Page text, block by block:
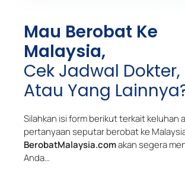
Mau Berobat Ke
Malaysia,
Cek Jadwal Dokter,
Atau Yang
Silahkan isi form berikut terkait keluhan
pertanyaan seputar berobat ke
BerobatMalaysia.comakan segera
Anda…